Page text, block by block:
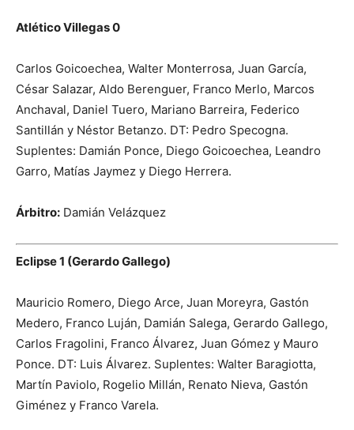
Atlético Villegas 0
Carlos Goicoechea, Walter Monterrosa, Juan García,
César Salazar, Aldo Berenguer, Franco Merlo, Marcos
Anchaval, Daniel Tuero, Mariano Barreira, Federico
Santillán y Néstor Betanzo. DT: Pedro Specogna.
Suplentes: Damián Ponce, Diego Goicoechea, Leandro
Garro, Matías Jaymez y Diego Herrera.
Árbitro: Damián Velázquez
Eclipse 1 (Gerardo Gallego)
Mauricio Romero, Diego Arce, Juan Moreyra, Gastón
Medero, Franco Luján, Damián Salega, Gerardo Gallego,
Carlos Fragolini, Franco Álvarez, Juan Gómez y Mauro
Ponce. DT: Luis Álvarez. Suplentes: Walter Baragiotta,
Martín Paviolo, Rogelio Millán, Renato Nieva, Gastón
Giménez y Franco Varela.